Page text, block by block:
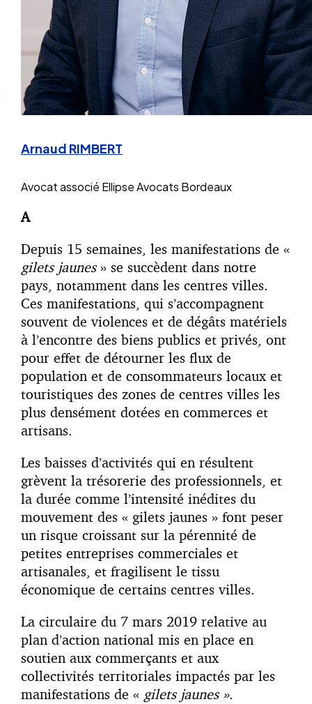
Arnaud RIMBERT
Avocat associé Ellipse Avocats Bordeaux
A
Depuis 15 semaines, les manifestations de «
gilets jaunes» se succèdent dans notre
pays, notamment dans les centres villes.
Ces manifestations, qui s’accompagnent
souvent de violences et de dégâts matériels
à l’encontre des biens publics et privés, ont
pour effet de détourner les flux de
population et de consommateurs locaux et
touristiques des zones de centres villes les
plus densément dotées en commerces et
artisans.
Les baisses d’activités qui en résultent
grèvent la trésorerie des professionnels, et
la durée comme l’intensité inédites du
mouvement des « gilets jaunes » font peser
un risque croissant sur la pérennité de
petites entreprises commerciales et
artisanales, et fragilisent le tissu
économique de certains centres villes.
La circulaire du 7 mars 2019 relative au
plan d’action national mis en place en
soutien aux commerçants et aux
collectivités territoriales impactés par les
manifestations de « gilets jaunes ».